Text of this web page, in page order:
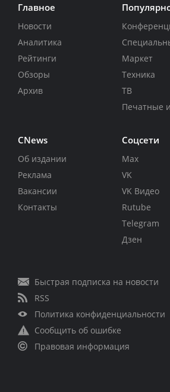
Главное
Новости
Аналитика
Рейтинги
Обзоры
Архив
Маркет
Техника
ТВ
Печатные
CNews
Об издании
Реклама
Вакансии
Контакты
Соцсети
Max
VK
VK Видео
Rutube
Telegram
Дзен
Быстрая подписка на новости
RSS
Политика конфиденциальности
Сообщить об ошибке
Правовая информация